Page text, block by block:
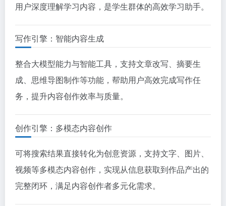
用户深度理解学习内容，是学生群体的高效学习助手。
写作引擎：智能内容生成
整合大模型能力与智能工具，支持文章改写、摘要生
成、思维导图制作等功能，帮助用户高效完成写作任
务，提升内容创作效率与质量。
创作引擎：多模态内容创作
可将搜索结果直接转化为创意资源，支持文字、图片、
视频等多模态内容创作，实现从信息获取到作品产出的
完整闭环，满足内容创作者多元化需求。